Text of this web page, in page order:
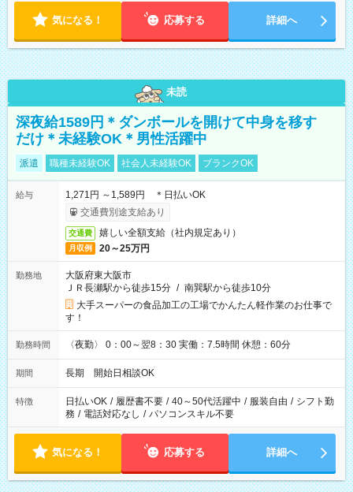
気になる！ 応募する 詳細へ
未読
深夜給1589円＊ダンボールを開けて中身を移す
だけ＊未経験OK＊男性活躍中
派遣 職種未経験OK 社会人未経験OK ブランクOK
給与
1,271円 ～1,589円 ＊日払いOK
交通費別途支給あり
交通費 嬉しい全額支給（社内規定あり）
月収例 20～25万円
勤務地
大阪府東大阪市
ＪＲ長瀬駅から徒歩15分 / 南巽駅から徒歩10分
大手スーパーの食品加工の工場でかんたん軽作業のお仕事で
す！
勤務時間 〈夜勤〉 0：00～翌8：30 実働：7.5時間 休憩：60分
期間 長期 開始日相談OK
特徴 日払いOK / 履歴書不要 / 40～50代活躍中 / 服装自由 / シフト勤
務 / 電話対応なし / パソコンスキル不要
気になる！ 応募する 詳細へ